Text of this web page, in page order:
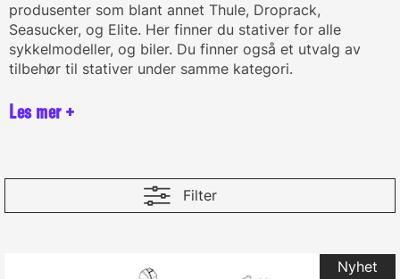
produsenter som blant annet Thule, Droprack,
Seasucker, og Elite. Her finner du stativer for alle
sykkelmodeller, og biler. Du finner også et utvalg av
tilbehør til stativer under samme kategori.
Filter